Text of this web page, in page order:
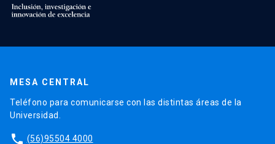
MESA CENTRAL
Teléfono para comunicarse con las distintas áreas de la
Universidad.
phone (56)95504 4000